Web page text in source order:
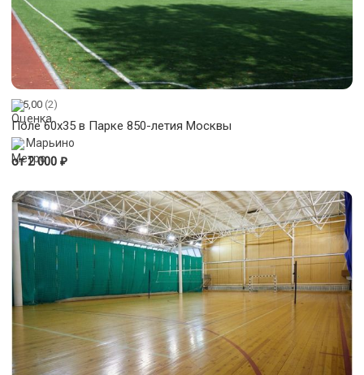
5,00 (2)
Поле 60х35 в Парке 850-летия Москвы
Марьино
от 2 000 ₽